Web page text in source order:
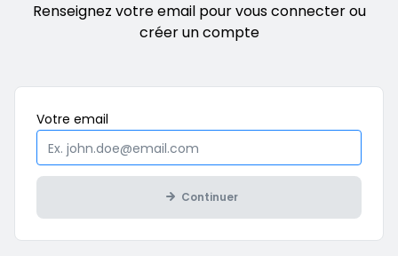
Renseignez votre email pour vous connecter ou
créer un compte
Votre email
Continuer